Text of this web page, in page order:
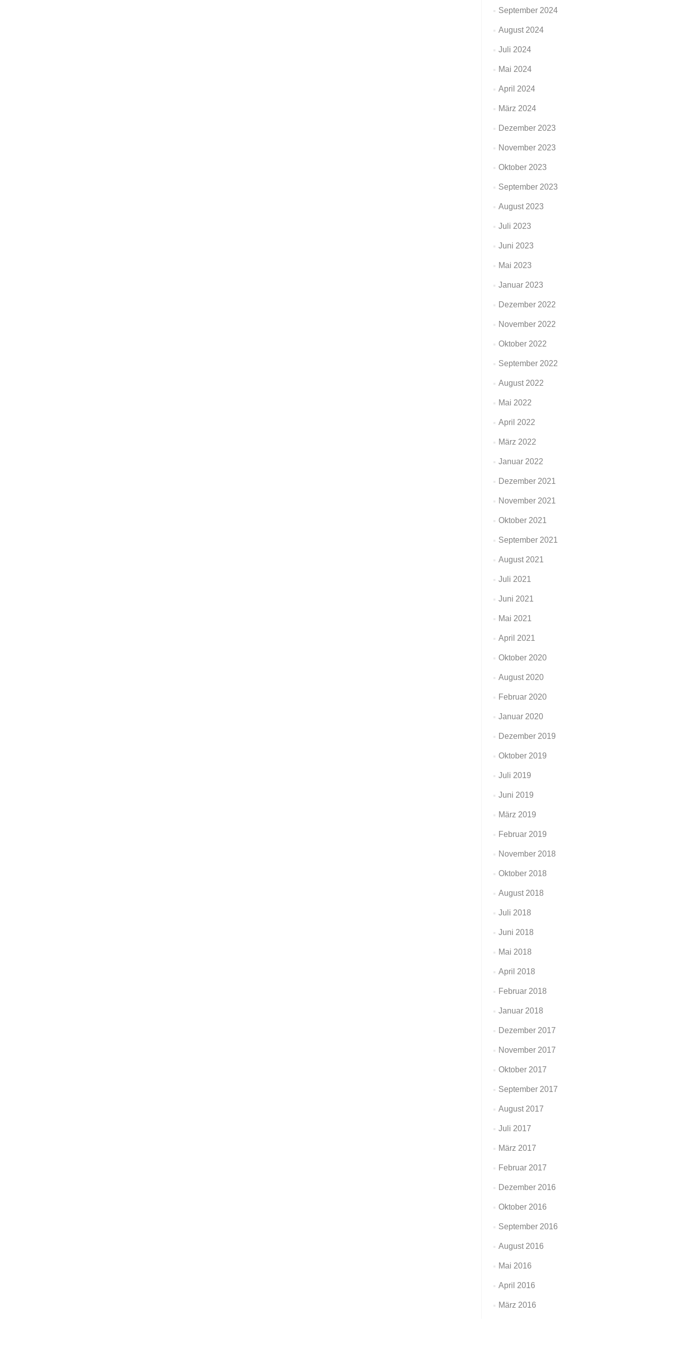
September 2024
August 2024
Juli 2024
Mai 2024
April 2024
März 2024
Dezember 2023
November 2023
Oktober 2023
September 2023
August 2023
Juli 2023
Juni 2023
Mai 2023
Januar 2023
Dezember 2022
November 2022
Oktober 2022
September 2022
August 2022
Mai 2022
April 2022
März 2022
Januar 2022
Dezember 2021
November 2021
Oktober 2021
September 2021
August 2021
Juli 2021
Juni 2021
Mai 2021
April 2021
Oktober 2020
August 2020
Februar 2020
Januar 2020
Dezember 2019
Oktober 2019
Juli 2019
Juni 2019
März 2019
Februar 2019
November 2018
Oktober 2018
August 2018
Juli 2018
Juni 2018
Mai 2018
April 2018
Februar 2018
Januar 2018
Dezember 2017
November 2017
Oktober 2017
September 2017
August 2017
Juli 2017
März 2017
Februar 2017
Dezember 2016
Oktober 2016
September 2016
August 2016
Mai 2016
April 2016
März 2016